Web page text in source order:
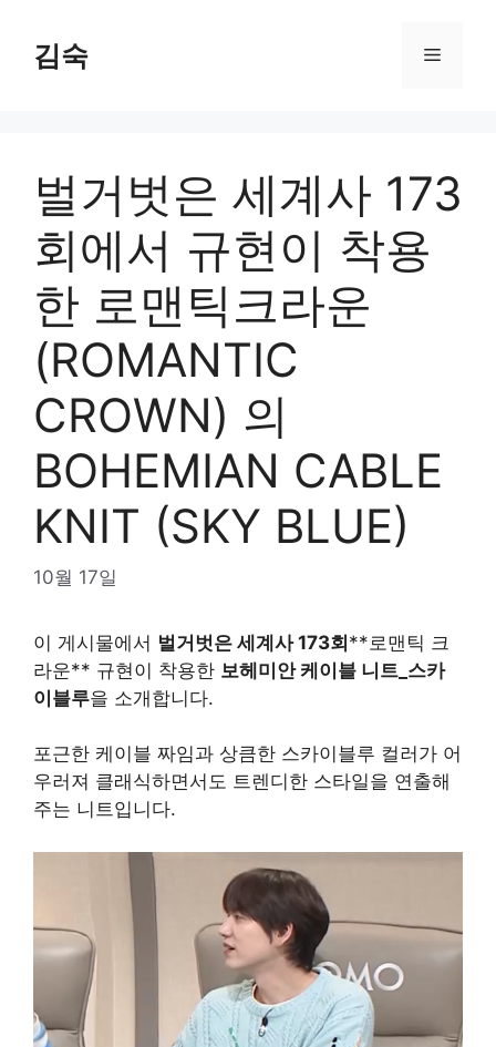
content
김숙 Menu
벌거벗은 세계사 173
회에서 규현이 착용
한 로맨틱크라운
(ROMANTIC
CROWN) 의
BOHEMIAN CABLE
KNIT (SKY BLUE)
10월 17일
이 게시물에서 벌거벗은 세계사 173회**로맨틱 크
라운** 규현이 착용한 보헤미안 케이블 니트_스카
이블루을 소개합니다.
포근한 케이블 짜임과 상큼한 스카이블루 컬러가 어
우러져 클래식하면서도 트렌디한 스타일을 연출해
주는 니트입니다.